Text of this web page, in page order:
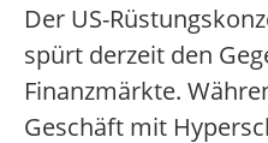
Der US-
spürt derzeit den
Finanzmärkte.
Geschäft mit